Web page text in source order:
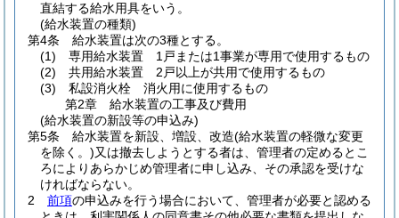
直結する給水用具をいう。
(給水装置の種類)
第4条
給水装置は次の3種とする。
(1)
専用給水装置 1戸または1事業が専用で使用するもの
(2)
共用給水装置 2戸以上が共用で使用するもの
(3)
私設消火栓 消火用に使用するもの
第2章
給水装置の工事及び費用
(給水装置の新設等の申込み)
第5条
給水装置を新設、増設、改造(給水装置の軽微な変更
を除く。)又は撤去しようとする者は、管理者の定めるとこ
ろによりあらかじめ管理者に申し込み、その承認を受けな
ければならない。
2
前項の申込みを行う場合において、管理者が必要と認める